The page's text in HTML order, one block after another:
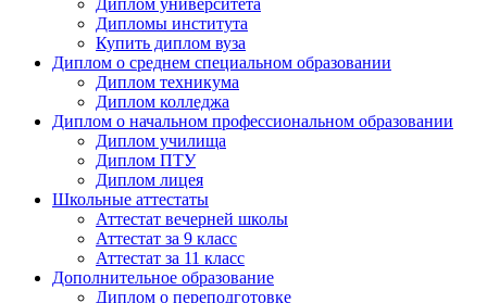
Диплом университета
Дипломы института
Купить диплом вуза
Диплом о среднем специальном образовании
Диплом техникума
Диплом колледжа
Диплом о начальном профессиональном oбразовании
Диплом училища
Диплом ПТУ
Диплом лицея
Школьные аттестаты
Аттестат вечерней школы
Аттестат за 9 класс
Аттестат за 11 класс
Дополнительное образование
Диплом о переподготовке